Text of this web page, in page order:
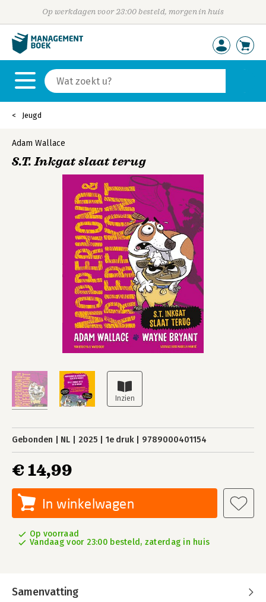
Op werkdagen voor 23:00 besteld, morgen in huis
Jeugd
Adam Wallace
S.T. Inkgat slaat terug
Gebonden NL 2025 1e druk 9789000401154
€ 14,99
In winkelwagen
Op voorraad
Vandaag voor 23:00 besteld, zaterdag in huis
Samenvatting